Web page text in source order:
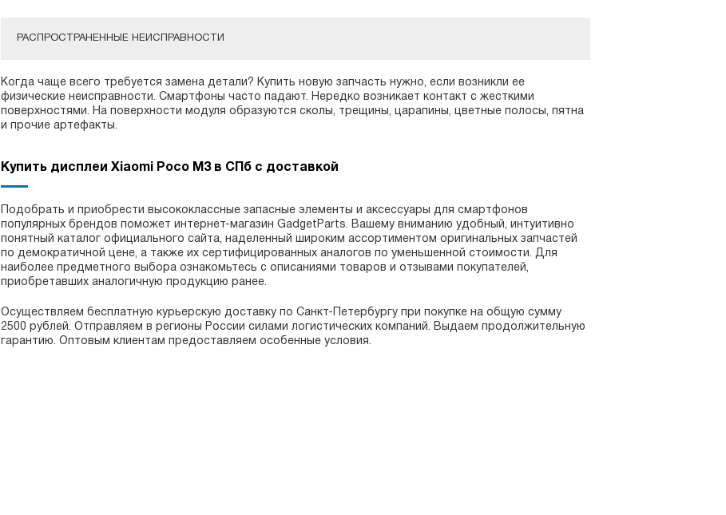
РАСПРОСТРАНЕННЫЕ НЕИСПРАВНОСТИ
Когда чаще всего требуется замена детали? Купить новую запчасть нужно, если возникли ее
физические неисправности. Смартфоны часто падают. Нередко возникает контакт с жесткими
поверхностями. На поверхности модуля образуются сколы, трещины, царапины, цветные полосы, пятна
и прочие артефакты.
Купить дисплеи Xiaomi Poco M3 в СПб с доставкой
Подобрать и приобрести высококлассные запасные элементы и аксессуары для смартфонов
популярных брендов поможет интернет-магазин GadgetParts. Вашему вниманию удобный, интуитивно
понятный каталог официального сайта, наделенный широким ассортиментом оригинальных запчастей
по демократичной цене, а также их сертифицированных аналогов по уменьшенной стоимости. Для
наиболее предметного выбора ознакомьтесь с описаниями товаров и отзывами покупателей,
приобретавших аналогичную продукцию ранее.
Осуществляем бесплатную курьерскую доставку по Санкт-Петербургу при покупке на общую сумму
2500 рублей. Отправляем в регионы России силами логистических компаний. Выдаем продолжительную
гарантию. Оптовым клиентам предоставляем особенные условия.